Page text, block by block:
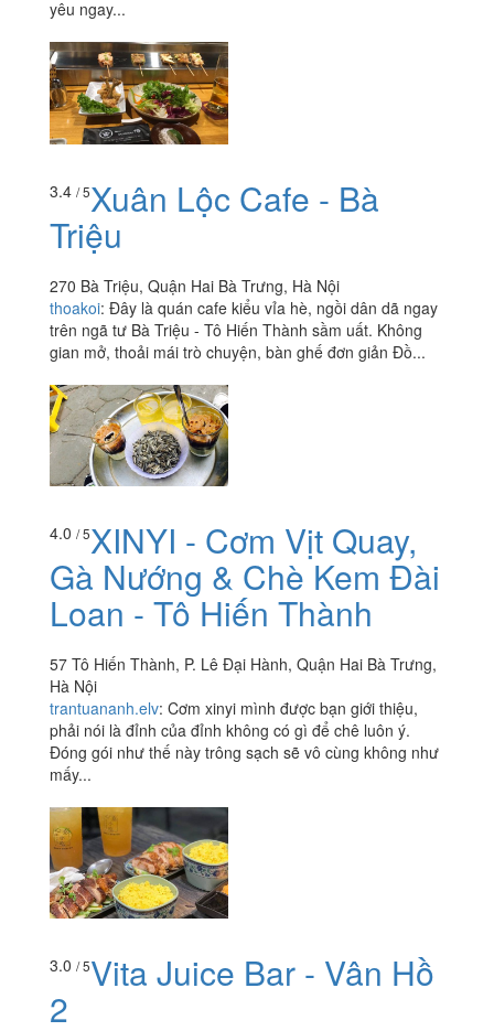
yêu ngay...
3.4 / 5Xuân Lộc Cafe - Bà
Triệu
270 Bà Triệu, Quận Hai Bà Trưng, Hà Nội
thoakoi: Đây là quán cafe kiểu vỉa hè, ngồi dân dã ngay
trên ngã tư Bà Triệu - Tô Hiến Thành sầm uất. Không
gian mở, thoải mái trò chuyện, bàn ghế đơn giản Đồ...
4.0 / 5XINYI - Cơm Vịt Quay,
Gà Nướng & Chè Kem Đài
Loan - Tô Hiến Thành
57 Tô Hiến Thành, P. Lê Đại Hành, Quận Hai Bà Trưng,
Hà Nội
trantuananh.elv: Cơm xinyi mình được bạn giới thiệu,
phải nói là đỉnh của đỉnh không có gì để chê luôn ý.
Đóng gói như thế này trông sạch sẽ vô cùng không như
mấy...
3.0 / 5Vita Juice Bar - Vân Hồ
2